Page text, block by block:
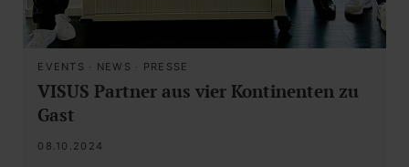
EVENTS · NEWS · PRESSE
VISUS Partner aus vier Kontinenten zu
Gast
08.10.2024